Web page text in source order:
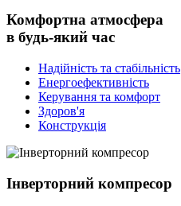
Комфортна атмосфера
в будь-який час
Надійність та стабільність
Енергоефективність
Керування та комфорт
Здоров'я
Конструкція
Інверторний компресор